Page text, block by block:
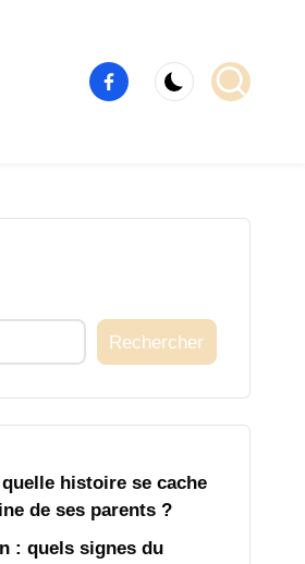
Élément
de
Rechercher
histoire se cache
de ses parents ?
: quels signes du